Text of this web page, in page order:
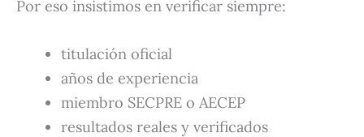
Por eso insistimos en verificar siempre:
titulación oficial
años de experiencia
miembro SECPRE o AECEP
resultados reales y verificados